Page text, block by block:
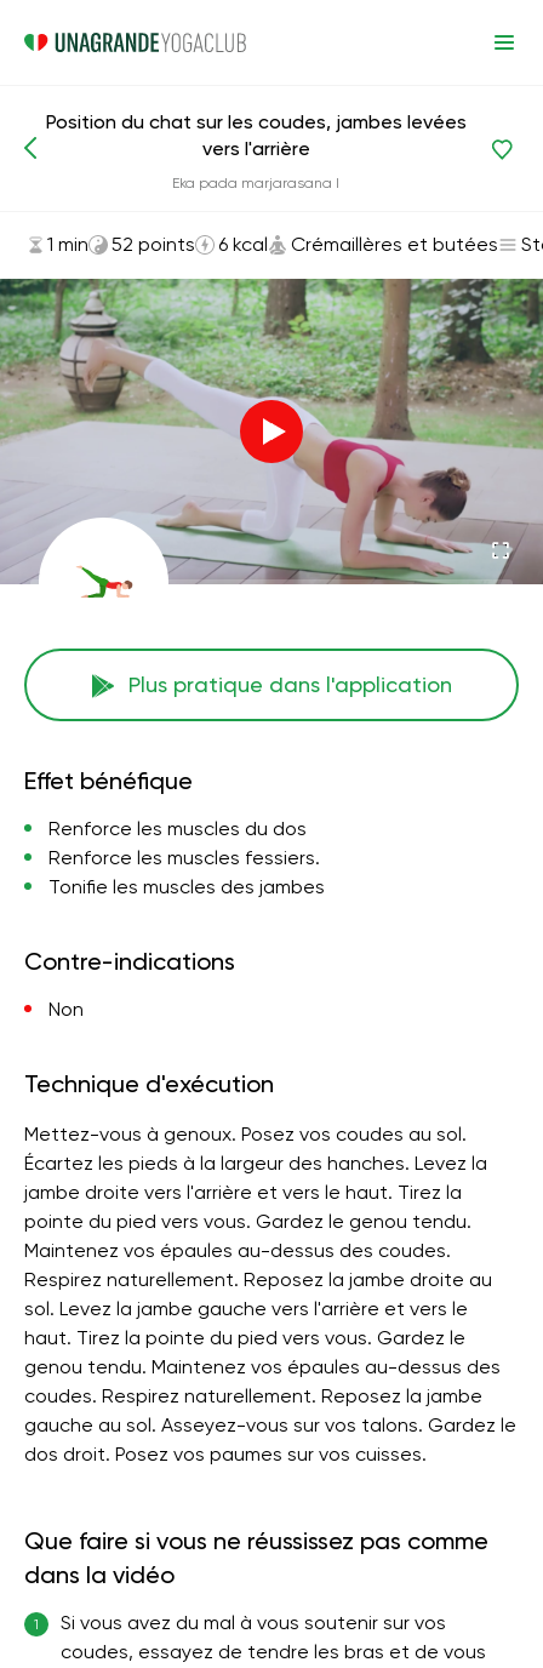
Asanas et exercices Crémaillères et butées
Position du chat sur les coudes, jambes levées
vers l'arrière
Eka pada marjarasana I
1 min 52 points 6 kcal Crémaillères et butées
Plus pratique dans l'application
Effet bénéfique
Renforce les muscles du dos
Renforce les muscles fessiers.
Tonifie les muscles des jambes
Contre-indications
Non
Technique d'exécution
Mettez-vous à genoux. Posez vos coudes au sol.
Écartez les pieds à la largeur des hanches. Levez la
jambe droite vers l'arrière et vers le haut. Tirez la
pointe du pied vers vous. Gardez le genou tendu.
Maintenez vos épaules au-dessus des coudes.
Respirez naturellement. Reposez la jambe droite au
sol. Levez la jambe gauche vers l'arrière et vers le
haut. Tirez la pointe du pied vers vous. Gardez le
genou tendu. Maintenez vos épaules au-dessus des
coudes. Respirez naturellement. Reposez la jambe
gauche au sol. Asseyez-vous sur vos talons. Gardez le
dos droit. Posez vos paumes sur vos cuisses.
Que faire si vous ne réussissez pas comme
dans la vidéo
1
Si vous avez du mal à vous soutenir sur vos
coudes, essayez de tendre les bras et de vous